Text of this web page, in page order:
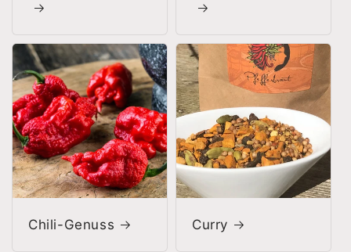
Chili-Genuss Curry